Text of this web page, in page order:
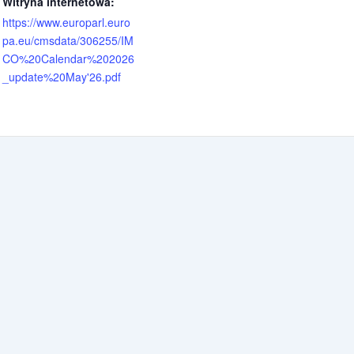
https://www.europarl.euro
pa.eu/cmsdata/306255/IM
CO%20Calendar%202026
_update%20May'26.pdf